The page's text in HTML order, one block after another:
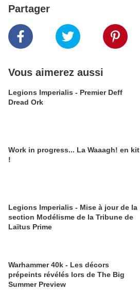
Partager
Vous aimerez aussi
Legions Imperialis - Premier Deff
Dread Ork
Work in progress... La Waaagh! en kit
!
Legions Imperialis - Mise à jour de la
section Modélisme de la Tribune de
Laïtus Prime
Warhammer 40k - Les décors
prépeints révélés lors de The Big
Summer Preview